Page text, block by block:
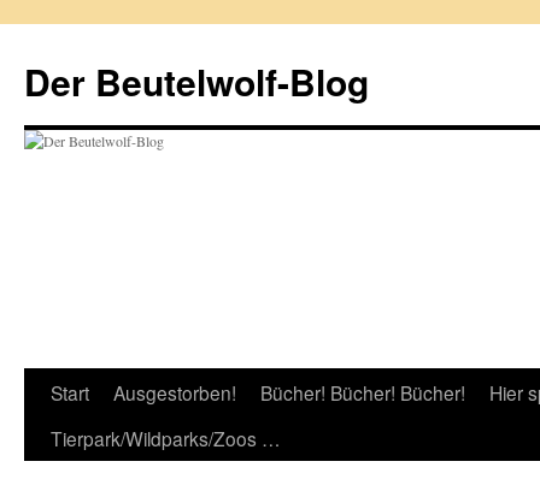
springen
Der Beutelwolf-Blog
Start Ausgestorben! Bücher! Bücher! Bücher!
Hier
Tierpark/Wildparks/Zoos …